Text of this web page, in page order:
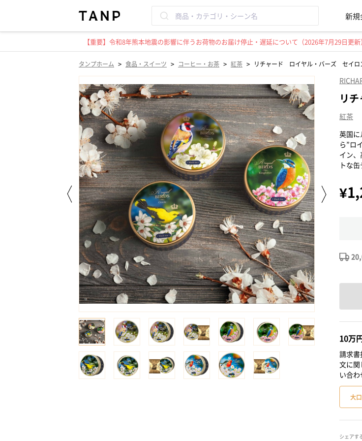
新規
【重要】令和8年熊本地震の影響に伴うお荷物のお届け停止・遅延について（2026年7月29日更新）
タンプホーム > 食品・スイーツ > コーヒー・お茶 > 紅茶 > リチャード ロイヤル・バーズ セイロ
リ
紅茶
英国に
ら”ロ
イン
トな
10万
請求
文に関
い合わ
大
シェアす